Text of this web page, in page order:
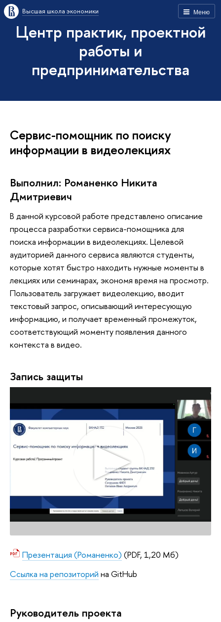
Меню
Высшая школа экономики
Центр практик, проектной
работы и
предпринимательства
Сервис-помощник по поиску
информации в видеолекциях
Выполнил: Романенко Никита
Дмитриевич
В данной курсовой работе представлено описание
процесса разработки сервиса-помощника для
поиска информации в видеолекциях. Целевой
аудиторией данного сервиса являются студенты,
которые хотят быстро находить нужные моменты в
лекциях или семинарах, экономя время на просмотр.
Пользователь загружает видеолекцию, вводит
текстовый запрос, описывающий интересующую
информацию, и получает временный промежуток,
соответствующий моменту появления данного
контекста в видео.
Запись защиты
Презентация (Романенко) (PDF, 1,20 Мб)
Ссылка на репозиторий на GitHub
Руководитель проекта